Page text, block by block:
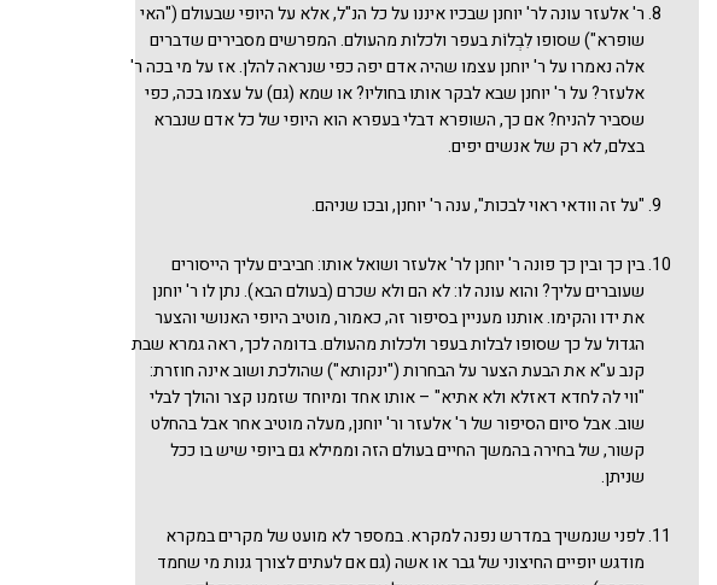
ר' אלעזר עונה לר' יוחנן שבכיו איננו על כל הנ"ל, אלא על היופי שבעולם ("האי
שופרא") שסופו לִבְלוֹת בעפר ולכלות מהעולם. המפרשים מסבירים שדברים
אלה נאמרו על ר' יוחנן עצמו שהיה אדם יפה כפי שנראה להלן. אז על מי בכה ר'
אלעזר? על ר' יוחנן שבא לבקר אותו בחוליו? או שמא (גם) על עצמו בכה, כפי
שסביר להניח? אם כך, השופרא דבלי בעפרא הוא היופי של כל אדם שנברא
בצלם, לא רק של אנשים יפים.
"על זה וודאי ראוי לבכות", ענה ר' יוחנן, ובכו שניהם.
בין כך ובין כך פונה ר' יוחנן לר' אלעזר ושואל אותו: חביבים עליך הייסורים
שעוברים עליך? והוא עונה לו: לא הם ולא שכרם (בעולם הבא). נתן לו ר' יוחנן
את ידו והקימו. אותנו מעניין בסיפור זה, כאמור, מוטיב היופי האנושי והצער
הגדול על כך שסופו לבלות בעפר ולכלות מהעולם. בדומה לכך, ראה גמרא שבת
קנב ע"א את הבעת הצער על הבחרות ("ינקותא") שהולכת ושוב אינה חוזרת:
"ווי לה לחדא דאזלא ולא אתיא" – אותו אחד ומיוחד שזמנו קצר והולך לבלי
שוב. אבל סיום הסיפור של ר' אלעזר ור' יוחנן, מעלה מוטיב אחר אבל בהחלט
קשור, של בחירה בהמשך החיים בעולם הזה וממילא גם ביופי שיש בו ככל
שניתן.
לפני שנמשיך במדרש נפנה למקרא. במספר לא מועט של מקרים במקרא
מודגש יופיים החיצוני של גבר או אשה (גם אם לעתים לצורך גנות מי שחמד